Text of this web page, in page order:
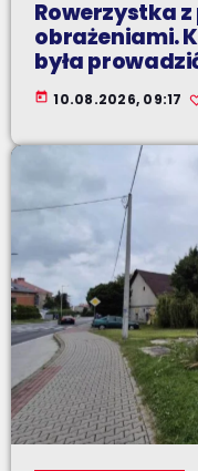
Rowerzystka
obrażeniami.
była
today 10.08.2026, 09:17